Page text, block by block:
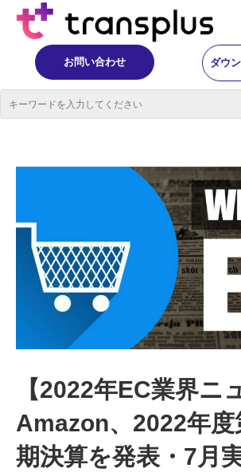
お問い合わせ ダウ
イベント・レポート
ニュース
コラム
事例
動画
trans-DXプロデューサー
【2022年EC業界ニ
Amazon、2022年度
期決算を発表・7月